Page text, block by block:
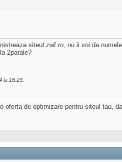
siteul zwf.ro, nu ii voi da
2parale?
la 16:23
oferta de optimizare pentru siteul tau,